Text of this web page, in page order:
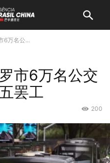
6万名公...
市6万名公交
罢工
200